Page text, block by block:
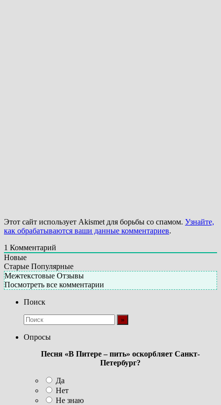
Этот сайт использует Akismet для борьбы со спамом. Узнайте,
как обрабатываются ваши данные комментариев.
1 Комментарий
Новые
Старые Популярные
Межтекстовые Отзывы
Посмотреть все комментарии
Поиск
Опросы
Песня «В Питере – пить» оскорбляет Санкт-
Петербург?
Да
Нет
Не знаю